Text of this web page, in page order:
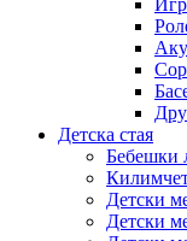
Детска стая
Бебешки
Детски
Детски